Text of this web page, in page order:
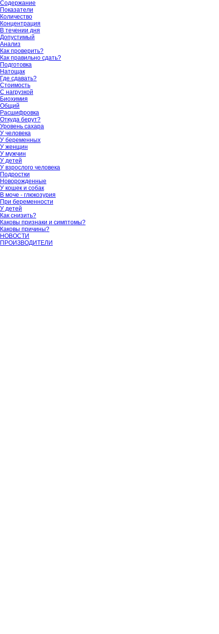
Содержание
Показатели
Количество
Концентрация
В течении дня
Допустимый
Анализ
Как проверить?
Как правильно сдать?
Подготовка
Натощак
Где сдавать?
Стоимость
С нагрузкой
Биохимия
Общий
Расшифровка
Откуда берут?
Уровень сахара
У человека
У беременных
У женщин
У мужчин
У детей
У взрослого человека
Подростки
Новорожденные
У кошек и собак
В моче - глюкозурия
При беременности
У детей
Как снизить?
Каковы признаки и симптомы?
Каковы причины?
НОВОСТИ
ПРОИЗВОДИТЕЛИ